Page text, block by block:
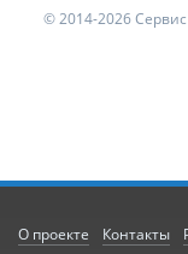
© 2014-2026
О проекте Контакты